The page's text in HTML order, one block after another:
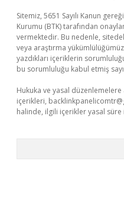
Sitemiz, 5651 Sayılı Kanun
Kurumu (BTK) tarafından
vermektedir. Bu nedenle,
veya araştırma
yazdıkları içeriklerin
bu sorumluluğu kabul etmiş
Hukuka ve yasal
içerikleri,
halinde, ilgili içerikler yasal süre